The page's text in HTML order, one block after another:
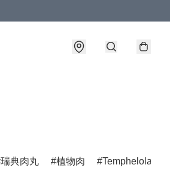
瑞典肉丸 植物肉 Temphelola